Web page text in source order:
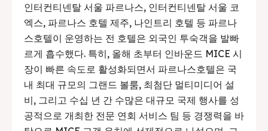
인터컨티넨탈 서울 파르나스, 인터컨티넨탈 서울 코
엑스, 파르나스 호텔 제주, 나인트리 호텔 등 파르나
스호텔이 운영하는 전 호텔은 외국인 투숙객을 발빠
르게 흡수했다. 특히, 올해 초부터 인바운드 MICE 시
장이 빠른 속도로 활성화되면서 파르나스호텔은 국
내 최대 규모의 그랜드 볼룸, 최첨단 멀티미디어 설
비, 그리고 수십 년 간 수많은 대규모 국제 행사를 성
공적으로 개최한 전문 연회 서비스 팀 등 경쟁력을 바